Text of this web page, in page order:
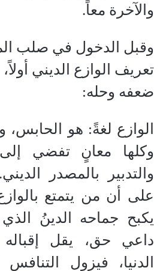
والآخرة معاً.
​وقبل الدخول في صلب
تعريف الوازع الديني
ضعفه وحله:
​الوازع لغةً: هو الحابس،
وكلها معانٍ تفضي
والتدبير بالمصدر
على أن من يتمتع
يكبح جماحه الدينُ
داعي حق، يقل
الدنيا، فيزول